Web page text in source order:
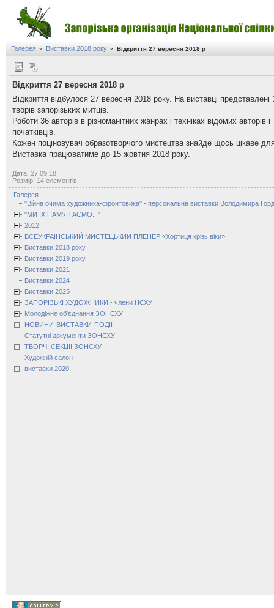
Галерея » Виставки 2018 року » Відкриття 27 вересня 2018 р
Відкриття 27 вересня 2018 р
Відкриття відбулося 27 вересня 2018 року. На виставці представлені
творів запорізьких митців.
Роботи 36 авторів в різноманітних жанрах і техніках відомих авторів і
початківців.
Кожен поціновувач образотворчого мистецтва знайде щось цікаве
Виставка працюватиме до 15 жовтня 2018 року.
Дата: 27.09.18
Розмір: 14 елементів
Галерея
"Війна очима художника-фронтовика" - персональна виставки Володимира
"МИ ЇХ ПАМ'ЯТАЄМО..."
2012
ВСЕУКРАЇНСЬКИЙ МИСТЕЦЬКИЙ ПЛЕНЕР «Хортиця крізь віки»
Виставки 2018 року
Виставки 2019 року
Виставки 2021
Виставки 2024
Виставки 2025
ЗАПОРІЗЬКІ ХУДОЖНИКИ - члени НСХУ
Молодіжне об'єднання ЗОНСХУ
НОВИНИ-ВИСТАВКИ-ПОДІЇ
Статутні документи ЗОНСХУ
ТВОРЧІ СЕКЦІЇ ЗОНСХУ
Художній салон
виставки 2020